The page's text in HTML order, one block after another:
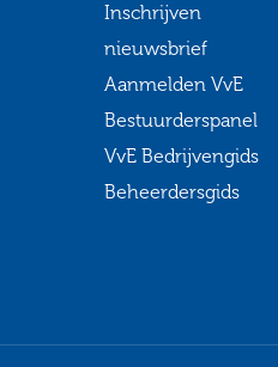
Inschrijven
nieuwsbrief
Aanmelden VvE
Bestuurderspanel
VvE Bedrijvengids
Beheerdersgids